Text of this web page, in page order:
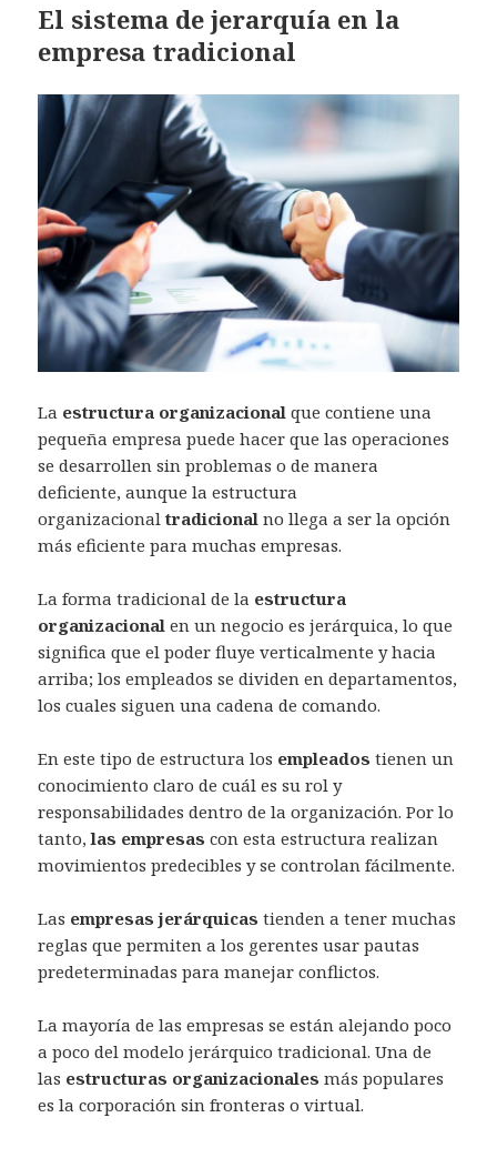
El sistema de jerarquía en la
empresa tradicional
La estructura organizacionalque contiene una
pequeña empresa puede hacer que las operaciones
se desarrollen sin problemas o de manera
deficiente, aunque la estructura
organizacionaltradicional no llega a ser la opción
más eficiente para muchas empresas.
La forma tradicional de la estructura
organizacional en un negocio es jerárquica, lo que
significa que el poder fluye verticalmente y hacia
arriba; los empleados se dividen en departamentos,
los cuales siguen una cadena de comando.
En este tipo de estructura los empleadostienen un
conocimiento claro de cuál es su rol y
responsabilidades dentro de la organización. Por lo
tanto,las empresas con esta estructura realizan
movimientos predecibles y se controlan fácilmente.
Las empresas jerárquicas tienden a tener muchas
reglas que permiten a los gerentes usar pautas
predeterminadas para manejar conflictos.
La mayoría de las empresas se están alejando poco
a poco del modelo jerárquico tradicional. Una de
las estructuras organizacionales más populares
es la corporación sin fronteras o virtual.